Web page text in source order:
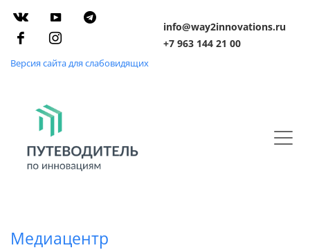
Версия сайта для слабовидящих
info@way2innovations.ru
+7 963 144 21 00
Медиацентр